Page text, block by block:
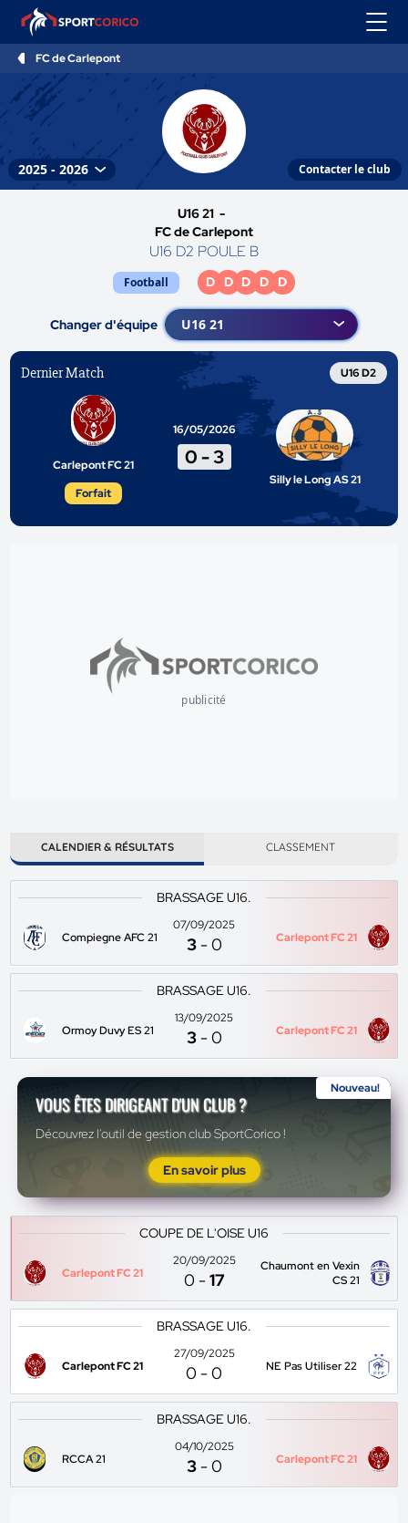
FC de Carlepont
Contacter le club
U16 21 -
FC de Carlepont
U16 D2 POULE B
Football D D D D D
Changer d'équipe
Dernier Match U16 D2
Carlepont FC 21
Forfait
16/05/2026
0- 3
Silly le Long AS 21
publicité
CALENDIER & RÉSULTATS CLASSEMENT
BRASSAGE U16.
Compiegne AFC 21
07/09/2025
3 -0 Carlepont FC 21
BRASSAGE U16.
Ormoy Duvy ES 21
13/09/2025
3 -0 Carlepont FC 21
Nouveau!
VOUS ÊTES DIRIGEANT D'UN CLUB ?
Découvrez l'outil de gestion club SportCorico !
En savoir plus
COUPE DE L'OISE U16
Carlepont FC 21
20/09/2025
0 -17
Chaumont en Vexin
CS 21
BRASSAGE U16.
Carlepont FC 21
27/09/2025
0 -0 NE Pas Utiliser 22
BRASSAGE U16.
RCCA 21
04/10/2025
3 -0 Carlepont FC 21